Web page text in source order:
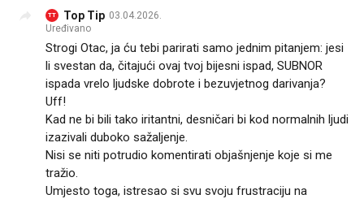
TT Top Tip 03.04.2026.
Uređivano
Strogi Otac, ja ću tebi parirati samo jednim pitanjem: jesi
li svestan da, čitajući ovaj tvoj bijesni ispad, SUBNOR
ispada vrelo ljudske dobrote i bezuvjetnog darivanja?
Uff!
Kad ne bi bili tako iritantni, desničari bi kod normalnih ljudi
izazivali duboko sažaljenje.
Nisi se niti potrudio komentirati objašnjenje koje si me
tražio.
Umjesto toga, istresao si svu svoju frustraciju na